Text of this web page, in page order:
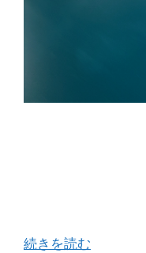
続きを読む